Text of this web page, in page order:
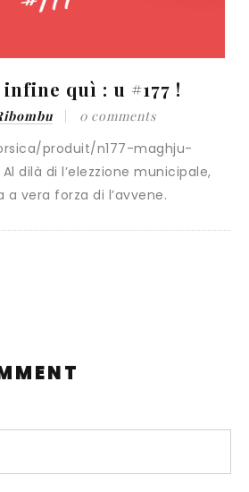
quì : u #177 !
0 comments
produit/n177-maghju-
dilà di l’elezzione municipale,
vera forza di l’avvene.